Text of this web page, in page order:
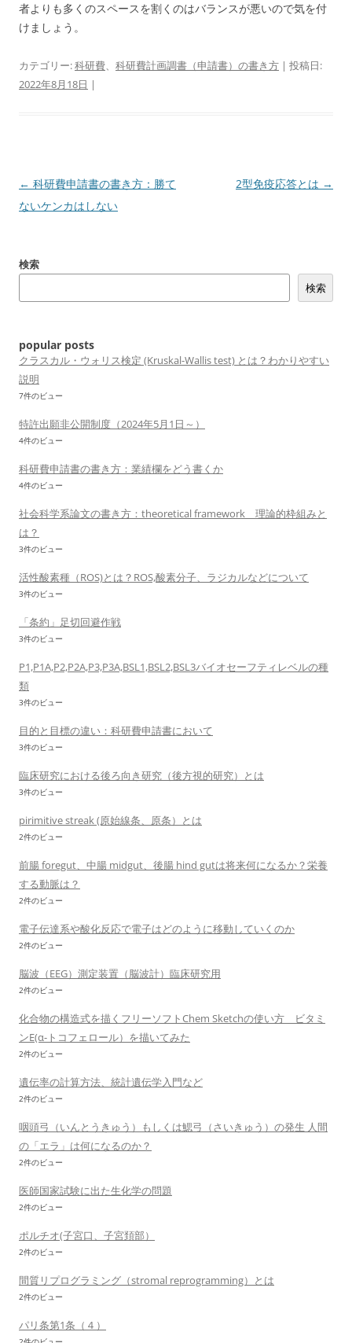
者よりも多くのスペースを割くのはバランスが悪いので気を付
けましょう。
カテゴリー:科研費、 科研費計画調書（申請書）の書き方 | 投稿日:
2022年8月18日 |
投
稿
ゲ
ン
← 科研費申請書の書き方：勝て
ないケンカはしない
2型免疫応答とは →
検索
検索
popular posts
クラスカル・ウォリス検定 (Kruskal-Wallis test) とは？わかりやすい
説明
7件のビュー
特許出願非公開制度（2024年5月1日～）
4件のビュー
科研費申請書の書き方：業績欄をどう書くか
4件のビュー
社会科学系論文の書き方：theoretical framework 理論的枠組みと
は？
3件のビュー
活性酸素種（ROS)とは？ROS,酸素分子、ラジカルなどについて
3件のビュー
「条約」足切回避作戦
3件のビュー
P1,P1A,P2,P2A,P3,P3A,BSL1,BSL2,BSL3バイオセーフティレベルの種
類
3件のビュー
目的と目標の違い：科研費申請書において
3件のビュー
臨床研究における後ろ向き研究（後方視的研究）とは
3件のビュー
pirimitive streak (原始線条、原条）とは
2件のビュー
前腸 foregut、中腸 midgut、後腸 hind gutは将来何になるか？栄養
する動脈は？
2件のビュー
電子伝達系や酸化反応で電子はどのように移動していくのか
2件のビュー
脳波（EEG）測定装置（脳波計）臨床研究用
2件のビュー
化合物の構造式を描くフリーソフトChem Sketchの使い方 ビタミ
ンE(α-トコフェロール）を描いてみた
2件のビュー
遺伝率の計算方法、統計遺伝学入門など
2件のビュー
咽頭弓（いんとうきゅう）もしくは鰓弓（さいきゅう）の発生 人間
の「エラ」は何になるのか？
2件のビュー
医師国家試験に出た生化学の問題
2件のビュー
ポルチオ(子宮口、子宮頚部）
2件のビュー
間質リプログラミング（stromal reprogramming）とは
2件のビュー
パリ条第1条（４）